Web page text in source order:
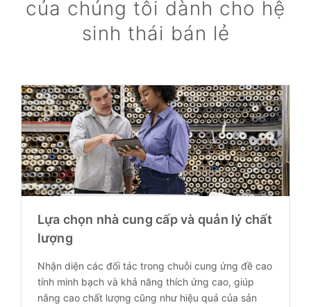
của chúng tôi dành cho hệ
sinh thái bán lẻ
Lựa chọn nhà cung cấp và quản lý chất
lượng
Nhận diện các đối tác trong chuỗi cung ứng đề cao
tính minh bạch và khả năng thích ứng cao, giúp
nâng cao chất lượng cũng như hiệu quả của sản